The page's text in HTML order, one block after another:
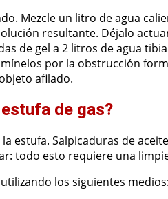
Mezcle un litro de agua
resultante. Déjalo
de gel a 2 litros de agua
por la obstrucción
afilado.
de gas?
estufa. Salpicaduras de
todo esto requiere una
los siguientes medios: